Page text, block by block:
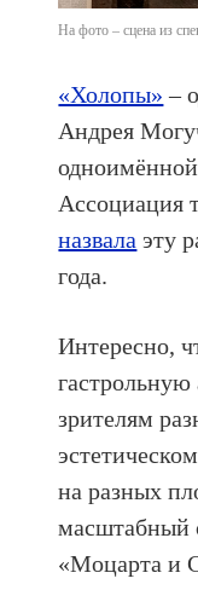
На фото – сцена из
«Холопы» –
Андрея
Ассоциация
назвала эту
года.
Интересно,
зрителям
на разных
масштабный
«Моцарта и